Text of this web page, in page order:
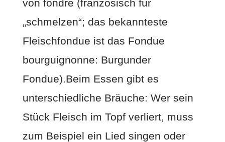
von fondre (französisch für
„schmelzen“; das bekannteste
Fleischfondue ist das Fondue
bourguignonne: Burgunder
Fondue).Beim Essen gibt es
unterschiedliche Bräuche: Wer sein
Stück Fleisch im Topf verliert, muss
zum Beispiel ein Lied singen oder